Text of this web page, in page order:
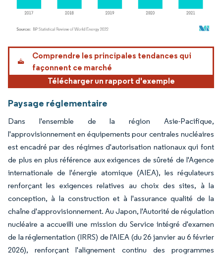
Image © Mordor Intelligence. La réutilisation nécessite une attribution sous CC BY
Comprendre les principales tendances qui
façonnent ce marché
Télécharger un rapport d'exemple
Paysage réglementaire
Dans l'ensemble de la région Asie-Pacifique,
l'approvisionnement en équipements pour centrales nucléaires
est encadré par des régimes d'autorisation nationaux qui font
de plus en plus référence aux exigences de sûreté de l'Agence
internationale de l'énergie atomique (AIEA), les régulateurs
renforçant les exigences relatives au choix des sites, à la
conception, à la construction et à l'assurance qualité de la
chaîne d'approvisionnement. Au Japon, l'Autorité de régulation
nucléaire a accueilli une mission du Service intégré d'examen
de la réglementation (IRRS) de l'AIEA (du 26 janvier au 6 février
2026), renforçant l'alignement continu des programmes